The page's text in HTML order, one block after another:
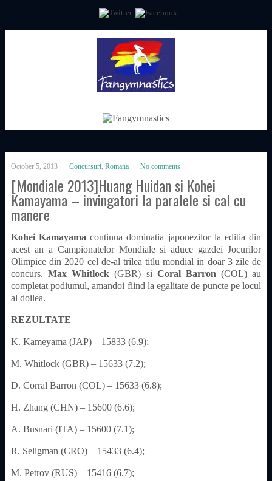
October 5, 2013 Concursuri, Romana No comments
[Mondiale 2013]Huang Huidan si Kohei
Kamayama – invingatori la paralele si cal cu
manere
Kohei Kamayama continua dominatia japonezilor la editia din
acest an a Campionatelor Mondiale si aduce gazdei Jocurilor
Olimpice din 2020 cel de-al trilea titlu mondial in doar 3 zile de
concurs.Max Whitlock (GBR) si Coral Barron (COL) au
completat podiumul, amandoi fiind la egalitate de puncte pe locul
al doilea.
REZULTATE
K. Kameyama (JAP) – 15833 (6.9);
M. Whitlock (GBR) – 15633 (7.2);
D. Corral Barron (COL) – 15633 (6.8);
H. Zhang (CHN) – 15600 (6.6);
A. Busnari (ITA) – 15600 (7.1);
R. Seligman (CRO) – 15433 (6.4);
M. Petrov (RUS) – 15416 (6.7);